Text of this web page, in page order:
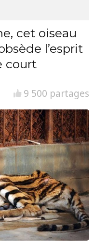
cet oiseau
l’esprit
court
9 500 partages